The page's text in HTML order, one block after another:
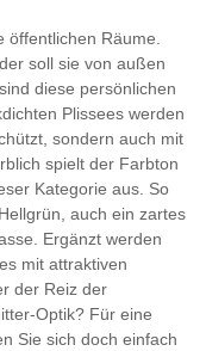
öffentlichen Räume.
soll sie von außen
diese persönlichen
Plissees werden
sondern auch mit
spielt der Farbton
Kategorie aus. So
auch ein zartes
Ergänzt werden
mit attraktiven
der Reiz der
Optik? Für eine
Sie sich doch einfach